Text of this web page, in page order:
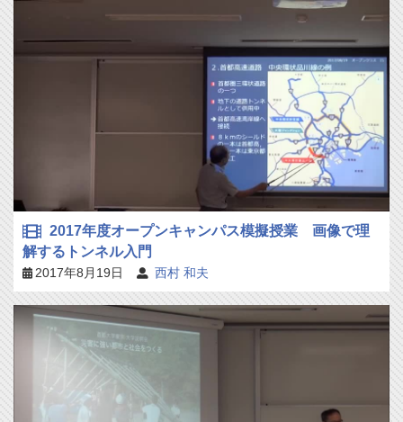
2017年度オープンキャンパス模擬授業 画像で理
解するトンネル入門
2017年8月19日 西村 和夫